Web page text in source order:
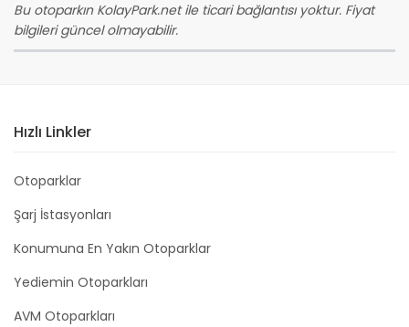
Bu otoparkın KolayPark.net ile ticari bağlantısı yoktur. Fiyat
bilgileri güncel olmayabilir.
Hızlı Linkler
Otoparklar
Şarj İstasyonları
Konumuna En Yakın Otoparklar
Yediemin Otoparkları
AVM Otoparkları